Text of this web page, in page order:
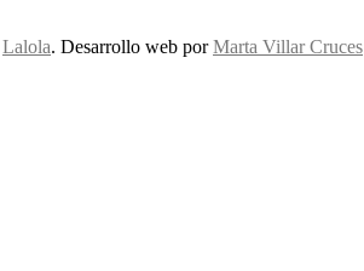
Lalola. Desarrollo web porMarta Villar Cruces